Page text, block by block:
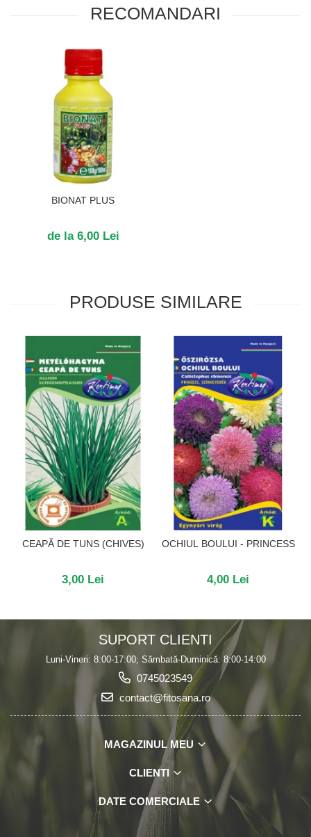
RECOMANDARI
BIONAT PLUS
de la 6,00 Lei
PRODUSE SIMILARE
CEAPĂ DE TUNS (CHIVES)
3,00 Lei
OCHIUL BOULUI - PRINCESS
4,00 Lei
SUPORT CLIENTI
Luni-Vineri: 8:00-17:00; Sămbată-Duminică: 8:00-14:00
0745023549
contact@fitosana.ro
MAGAZINUL MEU
CLIENTI
DATE COMERCIALE